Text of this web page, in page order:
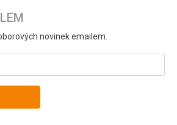
novinek emailem.